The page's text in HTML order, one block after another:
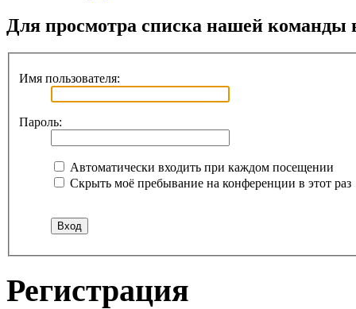
Для просмотра списка нашей
Имя пользователя:
Пароль:
Автоматически входить при каждом посещении
Скрыть моё пребывание на конференции в этот раз
Регистрация